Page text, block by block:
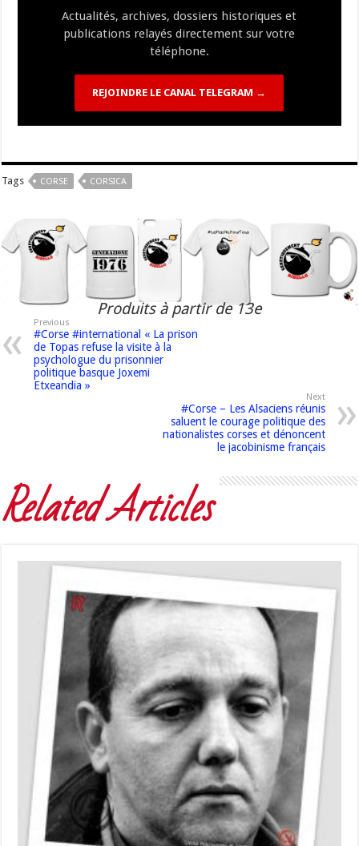
Actualités, archives, dossiers historiques et
publications relayés directement sur votre
téléphone.
REJOINDRE LE CANAL TELEGRAM →
Tags CORSE CORSICA
Produits à partir de 13e
Previous
#Corse #international « La prison
de Topas refuse la visite à la
psychologue du prisonnier
politique basque Joxemi
Etxeandia »
Next
#Corse – Les Alsaciens réunis
saluent le courage politique des
nationalistes corses et dénoncent
le jacobinisme français
Related Articles